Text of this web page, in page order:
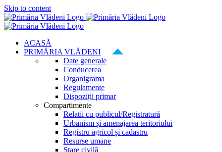
Skip to content
ACASĂ
PRIMĂRIA VLĂDENI
Date generale
Conducerea
Organigrama
Regulamente
Dispoziții primar
Compartimente
Relatii cu publicul/Registratură
Urbanism și amenajarea teritoriului
Registru agricol și cadastru
Resurse umane
Stare civilă